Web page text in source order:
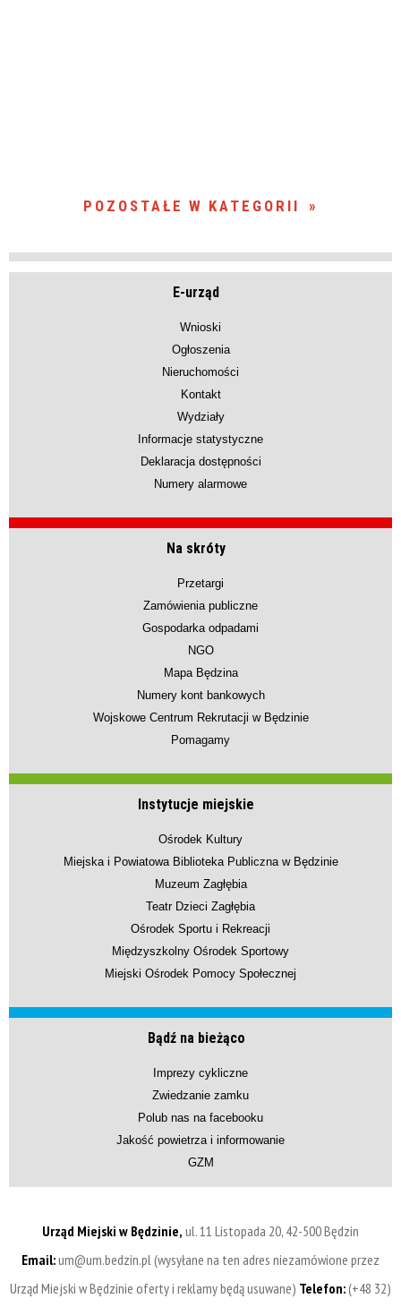
POZOSTAŁE W KATEGORII
E-urząd
Wnioski
Ogłoszenia
Nieruchomości
Kontakt
Wydziały
Informacje statystyczne
Deklaracja dostępności
Numery alarmowe
Na skróty
Przetargi
Zamówienia publiczne
Gospodarka odpadami
NGO
Mapa Będzina
Numery kont bankowych
Wojskowe Centrum Rekrutacji w Będzinie
Pomagamy
Instytucje miejskie
Ośrodek Kultury
Miejska i Powiatowa Biblioteka Publiczna w Będzinie
Muzeum Zagłębia
Teatr Dzieci Zagłębia
Ośrodek Sportu i Rekreacji
Międzyszkolny Ośrodek Sportowy
Miejski Ośrodek Pomocy Społecznej
Bądź na bieżąco
Imprezy cykliczne
Zwiedzanie zamku
Polub nas na facebooku
Jakość powietrza i informowanie
GZM
Urząd Miejski w Będzinie, ul. 11 Listopada 20, 42-500 Będzin
Email:um@um.bedzin.pl (wysyłane na ten adres niezamówione przez
Urząd Miejski w Będzinie oferty i reklamy będą usuwane) Telefon:(+48 32)